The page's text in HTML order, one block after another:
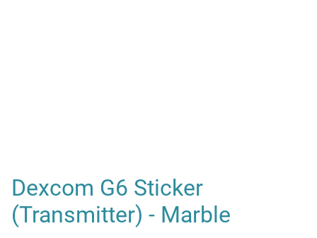
Dexcom G6 Sticker
(Transmitter) - Marble